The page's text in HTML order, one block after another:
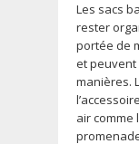
Les sacs
rester
portée de
et
manières.
air comme